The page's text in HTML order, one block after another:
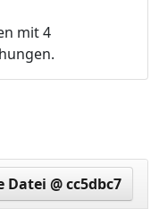
mit 4
Datei @ cc5dbc7